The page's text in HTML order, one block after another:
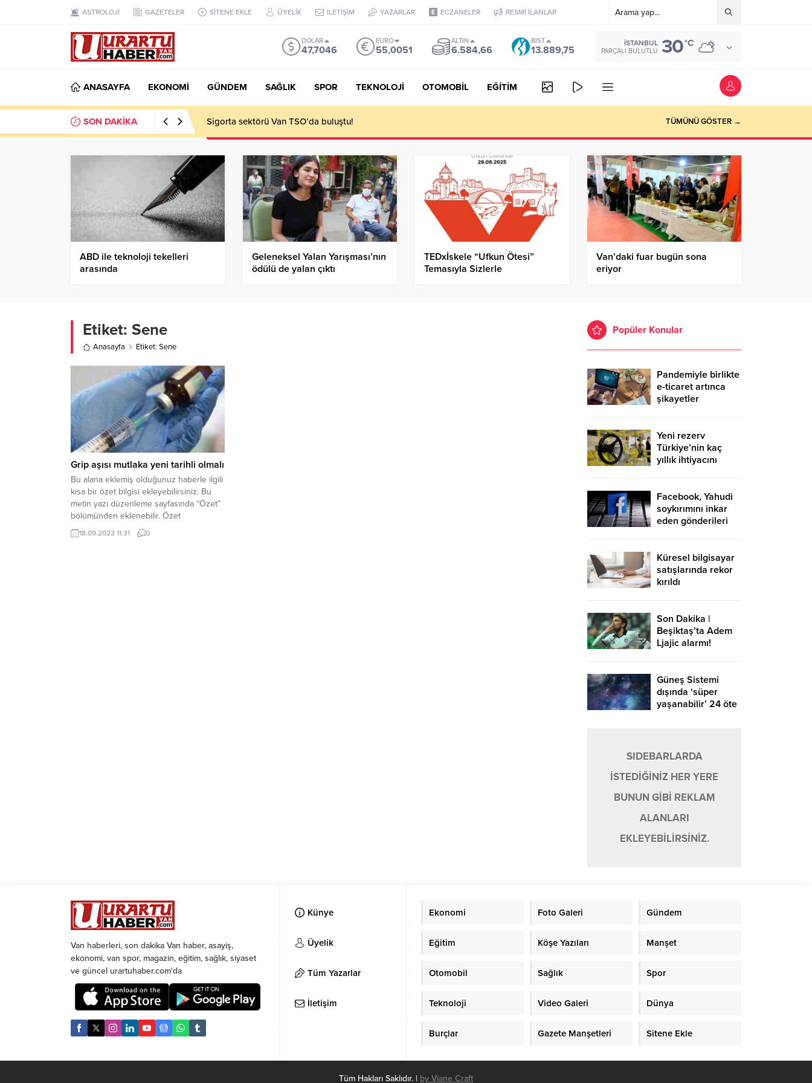
ASTROLOJİ GAZETELER SİTENE EKLE ÜYELİK İLETİŞİM YAZARLAR ECZANELER RESMİ İLANLAR
DOLAR
47,7046
EURO
55,0051
ALTIN
6.584,66
BIST
13.889,75
İSTANBUL
PARÇALI BULUTLU 30°C
ANASAYFA EKONOMİ GÜNDEM SAĞLIK SPOR TEKNOLOJİ OTOMOBİL EĞİTİM
SON DAKİKA Sigorta sektörü Van TSO’da buluştu! TÜMÜNÜ GÖSTER →
ABD ile teknoloji tekelleri
arasında
Geleneksel Yalan Yarışması’nın
ödülü de yalan çıktı
TEDxİskele “Ufkun Ötesi”
Temasıyla Sizlerle
Van’daki fuar bugün sona
eriyor
Etiket: Sene
Anasayfa Etiket: Sene
Grip aşısı mutlaka yeni tarihli olmalı
Bu alana eklemiş olduğunuz haberle ilgili
kısa bir özet bilgisi ekleyebilirsiniz. Bu
metin yazı düzenleme sayfasında “Özet”
bölümünden eklenebilir. Özet
eklenmişse başlık altında kalın olarak bu
şekilde gösterilir, eklenmemişse bu alan
18.09.2023 11:31 0
Popüler Konular
Pandemiyle birlikte
e-ticaret artınca
şikayetler
Yeni rezerv
Türkiye’nin kaç
yıllık ihtiyacını
Facebook, Yahudi
soykırımını inkar
eden gönderileri
Küresel bilgisayar
satışlarında rekor
kırıldı
Son Dakika |
Beşiktaş’ta Adem
Ljajic alarmı!
Güneş Sistemi
dışında ‘süper
yaşanabilir’ 24 öte
SIDEBARLARDA
İSTEDİĞİNİZ HER YERE
BUNUN GİBİ REKLAM
ALANLARI
EKLEYEBİLİRSİNİZ.
Van haberleri, son dakika Van haber, asayiş,
ekonomi, van spor, magazin, eğitim, sağlık, siyaset
ve güncel urartuhaber.com'da
Künye
Üyelik
Tüm Yazarlar
İletişim
Ekonomi Foto Galeri Gündem
Eğitim Köşe Yazıları Manşet
Otomobil Sağlık Spor
Teknoloji Video Galeri Dünya
Burçlar Gazete Manşetleri Sitene Ekle
Tüm Hakları Saklıdır. | by Viane Craft